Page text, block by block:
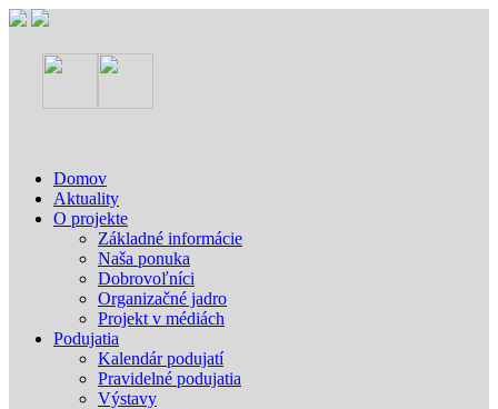
Domov
Aktuality
O projekte
Základné informácie
Naša ponuka
Dobrovoľníci
Organizačné jadro
Projekt v médiách
Podujatia
Kalendár podujatí
Pravidelné podujatia
Výstavy